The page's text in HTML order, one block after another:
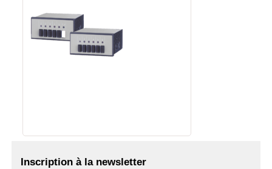
Inscription à la newsletter